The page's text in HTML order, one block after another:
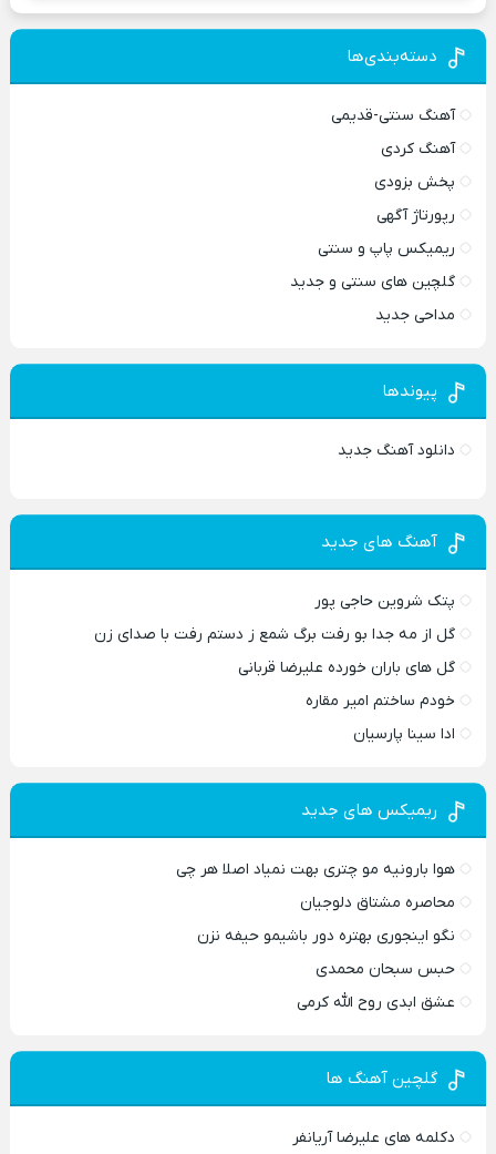
دسته‌بندی‌ها
آهنگ سنتی-قدیمی
آهنگ کردی
پخش بزودی
رپورتاژ آگهی
ریمیکس پاپ و سنتی
گلچین های سنتی و جدید
مداحی جدید
پیوندها
دانلود آهنگ جدید
آهنگ های جدید
پتک شروین حاجی پور
گل از مه جدا بو رفت برگ شمع ز دستم رفت با صدای زن
گل های باران خورده علیرضا قربانی
خودم ساختم امیر مقاره
ادا سینا پارسیان
ریمیکس های جدید
هوا بارونیه مو چتری بهت نمیاد اصلا هر چی
محاصره مشتاق دلوجیان
نگو اینجوری بهتره دور باشیمو حیفه نزن
حبس سبحان محمدی
عشق ابدی روح الله کرمی
گلچین آهنگ ها
دکلمه های علیرضا آریانفر